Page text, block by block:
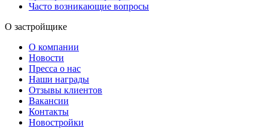
Часто возникающие вопросы
О застройщике
О компании
Новости
Пресса о нас
Наши награды
Отзывы клиентов
Вакансии
Контакты
Новостройки